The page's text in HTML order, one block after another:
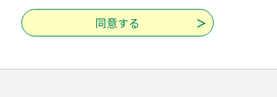
が必要な手続きを申請する場合は，事前に利用者ＩＤ及びパ